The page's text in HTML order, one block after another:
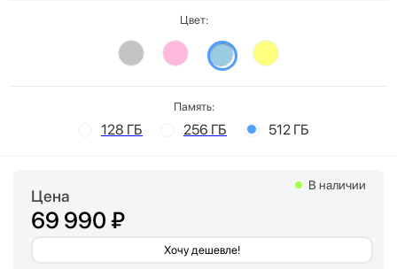
Цвет:
Память:
128 ГБ 256 ГБ 512 ГБ
Цена
69 990 ₽
Хочу дешевле!
В наличии